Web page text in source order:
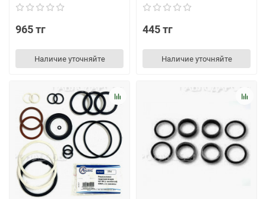
965 тг
Наличие уточняйте
445 тг
Наличие уточняйте